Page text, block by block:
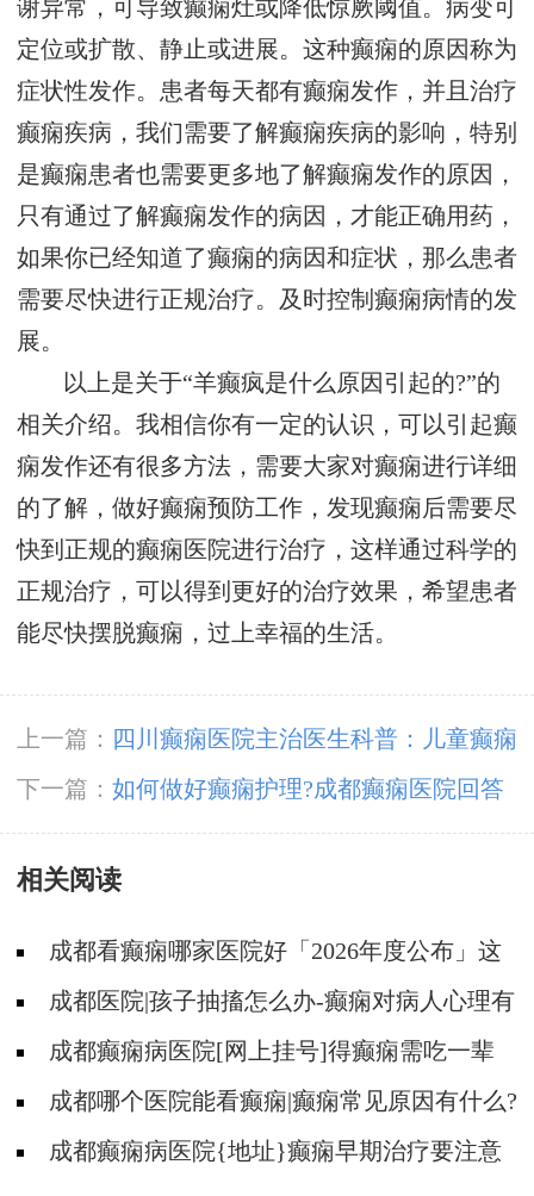
谢异常，可导致癫痫灶或降低惊厥阈值。病变可
定位或扩散、静止或进展。这种癫痫的原因称为
症状性发作。患者每天都有癫痫发作，并且治疗
癫痫疾病，我们需要了解癫痫疾病的影响，特别
是癫痫患者也需要更多地了解癫痫发作的原因，
只有通过了解癫痫发作的病因，才能正确用药，
如果你已经知道了癫痫的病因和症状，那么患者
需要尽快进行正规治疗。及时控制癫痫病情的发
展。
以上是关于“羊癫疯是什么原因引起的?”的
相关介绍。我相信你有一定的认识，可以引起癫
痫发作还有很多方法，需要大家对癫痫进行详细
的了解，做好癫痫预防工作，发现癫痫后需要尽
快到正规的癫痫医院进行治疗，这样通过科学的
正规治疗，可以得到更好的治疗效果，希望患者
能尽快摆脱癫痫，过上幸福的生活。
上一篇：
四川癫痫医院主治医生科普：儿童癫痫
病早期症状
下一篇： 如何做好癫痫护理?成都癫痫医院回答
相关阅读
成都看癫痫哪家医院好「2026年度公布」这
些遗传病可能伴有癫痫发生
成都医院|孩子抽搐怎么办-癫痫对病人心理有
影响吗?
成都癫痫病医院[网上挂号]得癫痫需吃一辈
子药吗?
成都哪个医院能看癫痫|癫痫常见原因有什么?
成都癫痫病医院{地址}癫痫早期治疗要注意